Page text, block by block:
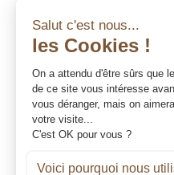
Nos
Stratégie
Stratégie
Transmission
Optimisation